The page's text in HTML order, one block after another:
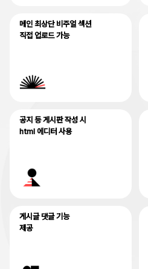
메인 최상단 비주얼 섹션
직접 업로드 가능
공지 등 게시판 작성 시
html 에디터 사용
게시글 댓글 기능
제공